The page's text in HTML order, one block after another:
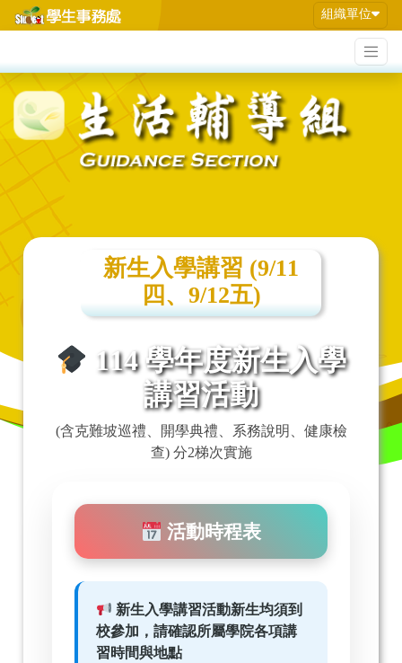
組織單位
新生入學講習 (9/11
四、9/12五)
114 學年度新生入學
講習活動
(含克難坡巡禮、開學典禮、系務說明、健康檢
查) 分2梯次實施
活動時程表
新生入學講習活動新生均須到
校參加，請確認所屬學院各項講
習時間與地點